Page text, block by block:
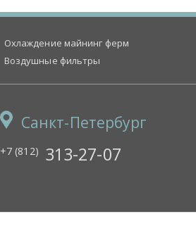
Охлаждение майнинг ферм
Воздушные фильтры
Санкт-Петербург
+7 (812) 313-27-07